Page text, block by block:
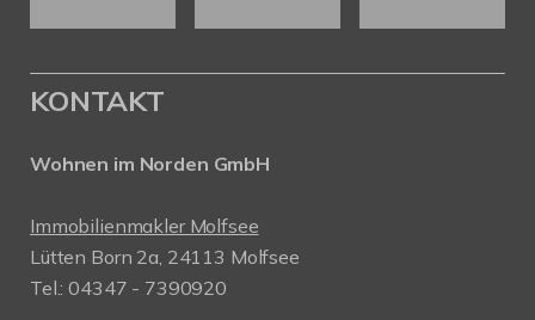
KONTAKT
Wohnen im Norden GmbH
Immobilienmakler Molfsee
Lütten Born 2a, 24113 Molfsee
Tel.: 04347 - 7390920